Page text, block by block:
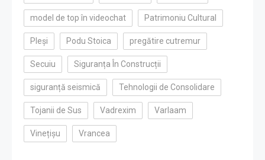
model de top în videochat Patrimoniu Cultural
Pleși Podu Stoica pregătire cutremur
Secuiu Siguranța În Construcții
siguranță seismică Tehnologii de Consolidare
Tojanii de Sus Vadrexim Varlaam
Vinețișu Vrancea